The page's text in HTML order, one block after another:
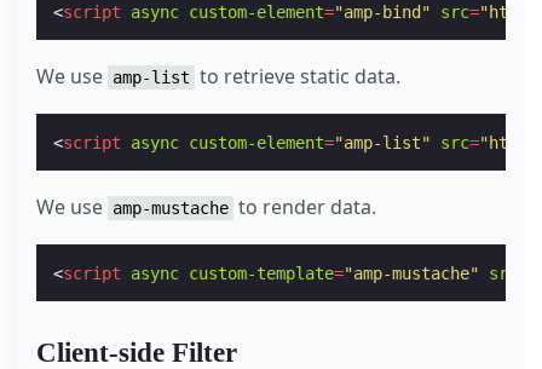
<script async custom-element="amp-bind" src=
We use amp-list to retrieve static data.
<script async custom-element="amp-list" src=
We use amp-mustache to render data.
<script async custom-template="amp-mustache" src
Client-side Filter